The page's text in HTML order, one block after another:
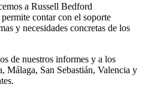
a Russell Bedford
contar con el soporte
y necesidades concretas de los
de nuestros informes y a los
Málaga, San Sebastián, Valencia y